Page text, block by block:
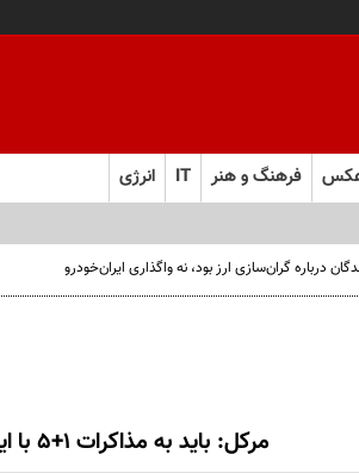
فرهنگ و هنر IT انرژی
درباره گران‌سازی ارز بود، نه واگذاری ایران‌خودرو
مرکل: باید به مذاکرات 1+5 با ایران فرصت داد